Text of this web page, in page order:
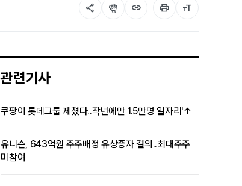
share flutter_dash link print format_size
관련기사
쿠팡이 롯데그룹 제쳤다..작년에만 1.5만명 일자리'↑'
유니슨, 643억원 주주배정 유상증자 결의..최대주주
미참여